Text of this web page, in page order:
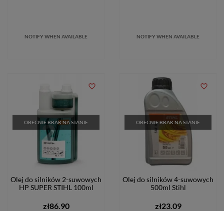
NOTIFY WHEN AVAILABLE NOTIFY WHEN AVAILABLE
OBECNIE BRAK NA STANIE
Olej do silników 2-suwowych
HP SUPER STIHL 100ml
zł86.90
favorite_border
OBECNIE BRAK NA STANIE
Olej do silników 4-suwowych
500ml Stihl
zł23.09
favorite_border